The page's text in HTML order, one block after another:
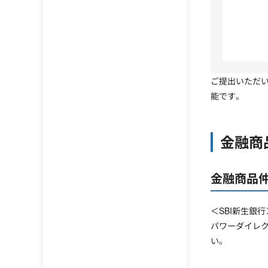
ご提出いただ
能です。
金融商
金融商品
＜SBI新生銀行
パワーダイレ
い。